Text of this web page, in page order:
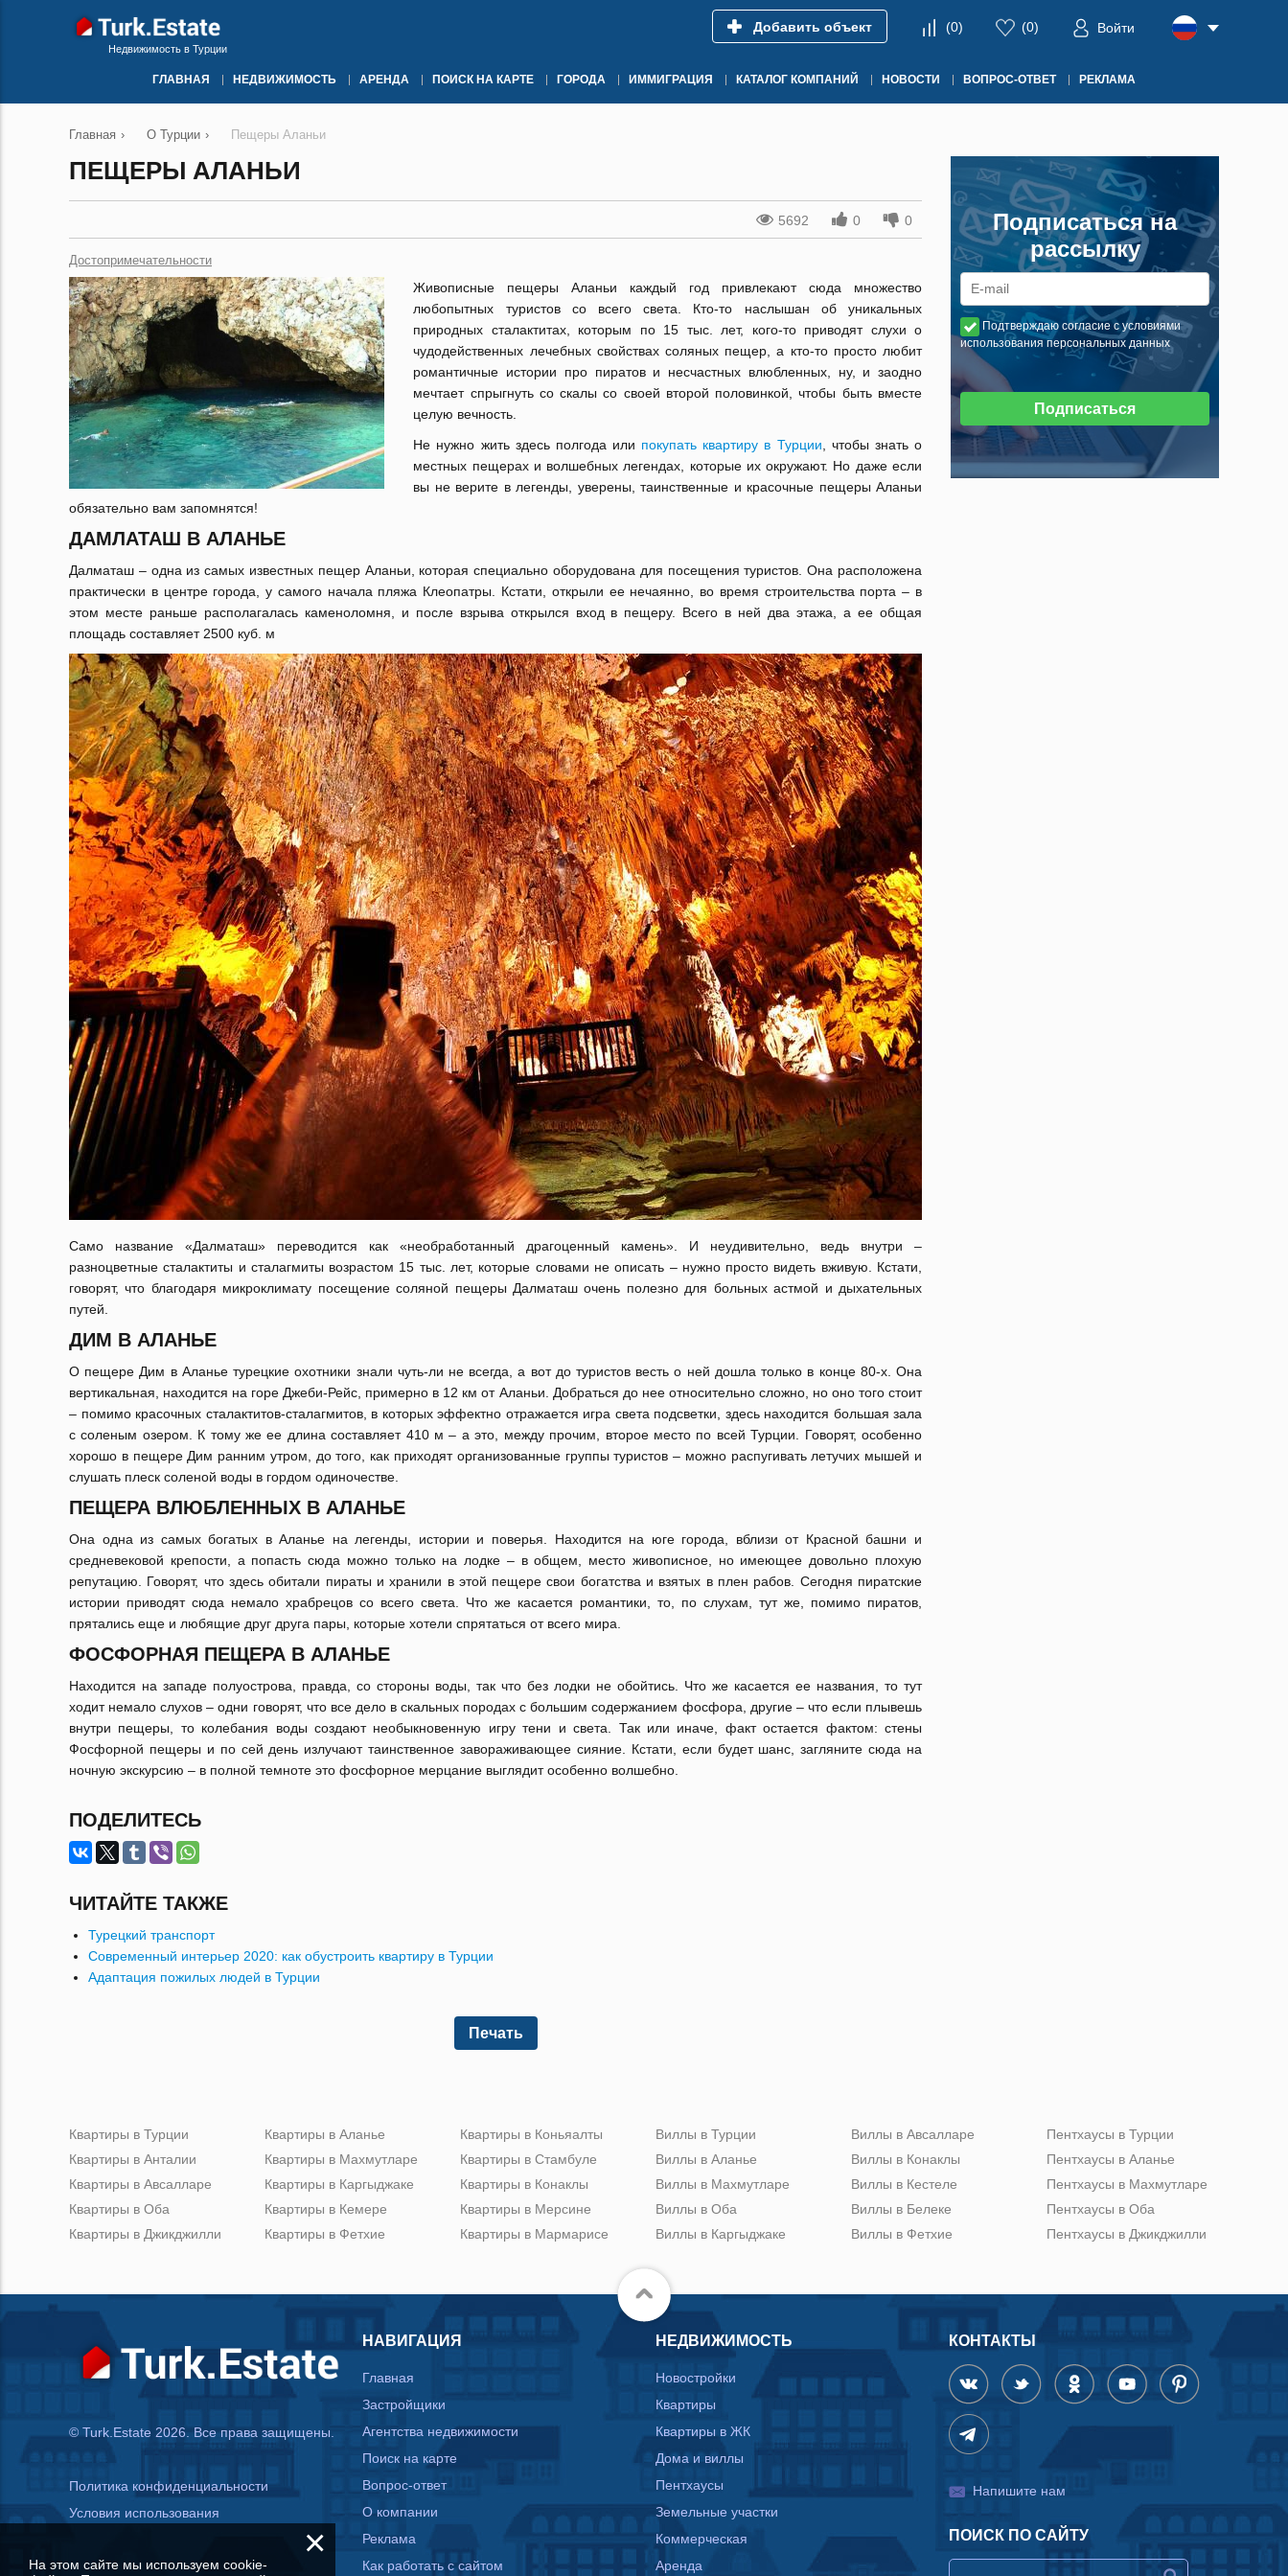
Недвижимость в Турции
Добавить объект (0) (0) Войти
ГЛАВНАЯ НЕДВИЖИМОСТЬ АРЕНДА ПОИСК НА КАРТЕ ГОРОДА ИММИГРАЦИЯ КАТАЛОГ КОМПАНИЙ НОВОСТИ ВОПРОС-ОТВЕТ РЕКЛАМА
Главная › О Турции › Пещеры Аланьи
ПЕЩЕРЫ АЛАНЬИ
5692 0 0
Достопримечательности
Живописные пещеры Аланьи каждый год привлекают сюда множество
любопытных туристов со всего света. Кто-то наслышан об уникальных
природных сталактитах, которым по 15 тыс. лет, кого-то приводят слухи о
чудодейственных лечебных свойствах соляных пещер, а кто-то просто любит
романтичные истории про пиратов и несчастных влюбленных, ну, и заодно
мечтает спрыгнуть со скалы со своей второй половинкой, чтобы быть вместе
целую вечность.
Не нужно жить здесь полгода или покупать квартиру в Турции , чтобы знать о
местных пещерах и волшебных легендах, которые их окружают. Но даже если
вы не верите в легенды, уверены, таинственные и красочные пещеры Аланьи
обязательно вам запомнятся!
ДАМЛАТАШ В АЛАНЬЕ
Далматаш – одна из самых известных пещер Аланьи, которая специально оборудована для посещения туристов. Она расположена
практически в центре города, у самого начала пляжа Клеопатры. Кстати, открыли ее нечаянно, во время строительства порта – в
этом месте раньше располагалась каменоломня, и после взрыва открылся вход в пещеру. Всего в ней два этажа, а ее общая
площадь составляет 2500 куб. м
Само название «Далматаш» переводится как «необработанный драгоценный камень». И неудивительно, ведь внутри –
разноцветные сталактиты и сталагмиты возрастом 15 тыс. лет, которые словами не описать – нужно просто видеть вживую. Кстати,
говорят, что благодаря микроклимату посещение соляной пещеры Далматаш очень полезно для больных астмой и дыхательных
путей.
ДИМ В АЛАНЬЕ
О пещере Дим в Аланье турецкие охотники знали чуть-ли не всегда, а вот до туристов весть о ней дошла только в конце 80-х. Она
вертикальная, находится на горе Джеби-Рейс, примерно в 12 км от Аланьи. Добраться до нее относительно сложно, но оно того стоит
– помимо красочных сталактитов-сталагмитов, в которых эффектно отражается игра света подсветки, здесь находится большая зала
с соленым озером. К тому же ее длина составляет 410 м – а это, между прочим, второе место по всей Турции. Говорят, особенно
хорошо в пещере Дим ранним утром, до того, как приходят организованные группы туристов – можно распугивать летучих мышей и
слушать плеск соленой воды в гордом одиночестве.
ПЕЩЕРА ВЛЮБЛЕННЫХ В АЛАНЬЕ
Она одна из самых богатых в Аланье на легенды, истории и поверья. Находится на юге города, вблизи от Красной башни и
средневековой крепости, а попасть сюда можно только на лодке – в общем, место живописное, но имеющее довольно плохую
репутацию. Говорят, что здесь обитали пираты и хранили в этой пещере свои богатства и взятых в плен рабов. Сегодня пиратские
истории приводят сюда немало храбрецов со всего света. Что же касается романтики, то, по слухам, тут же, помимо пиратов,
прятались еще и любящие друг друга пары, которые хотели спрятаться от всего мира.
ФОСФОРНАЯ ПЕЩЕРА В АЛАНЬЕ
Находится на западе полуострова, правда, со стороны воды, так что без лодки не обойтись. Что же касается ее названия, то тут
ходит немало слухов – одни говорят, что все дело в скальных породах с большим содержанием фосфора, другие – что если плывешь
внутри пещеры, то колебания воды создают необыкновенную игру тени и света. Так или иначе, факт остается фактом: стены
Фосфорной пещеры и по сей день излучают таинственное завораживающее сияние. Кстати, если будет шанс, загляните сюда на
ночную экскурсию – в полной темноте это фосфорное мерцание выглядит особенно волшебно.
ПОДЕЛИТЕСЬ
ЧИТАЙТЕ ТАКЖЕ
Турецкий транспорт
Современный интерьер 2020: как обустроить квартиру в Турции
Адаптация пожилых людей в Турции
Печать
Подписаться на
рассылку
Подтверждаю согласие с условиями
использования персональных данных
Подписаться
Квартиры в Турции
Квартиры в Анталии
Квартиры в Авсалларе
Квартиры в Оба
Квартиры в Джикджилли
Квартиры в Аланье
Квартиры в Махмутларе
Квартиры в Каргыджаке
Квартиры в Кемере
Квартиры в Фетхие
Квартиры в Коньяалты
Квартиры в Стамбуле
Квартиры в Конаклы
Квартиры в Мерсине
Квартиры в Мармарисе
Виллы в Турции
Виллы в Аланье
Виллы в Махмутларе
Виллы в Оба
Виллы в Каргыджаке
Виллы в Авсалларе
Виллы в Конаклы
Виллы в Кестеле
Виллы в Белеке
Виллы в Фетхие
Пентхаусы в Турции
Пентхаусы в Аланье
Пентхаусы в Махмутларе
Пентхаусы в Оба
Пентхаусы в Джикджилли
© Turk.Estate 2026. Все права защищены.
Политика конфиденциальности
Условия использования
НАВИГАЦИЯ
Главная
Застройщики
Агентства недвижимости
Поиск на карте
Вопрос-ответ
О компании
Реклама
Как работать с сайтом
НЕДВИЖИМОСТЬ
Новостройки
Квартиры
Квартиры в ЖК
Дома и виллы
Пентхаусы
Земельные участки
Коммерческая
Аренда
КОНТАКТЫ
Напишите нам
ПОИСК ПО САЙТУ
×
На этом сайте мы используем cookie-